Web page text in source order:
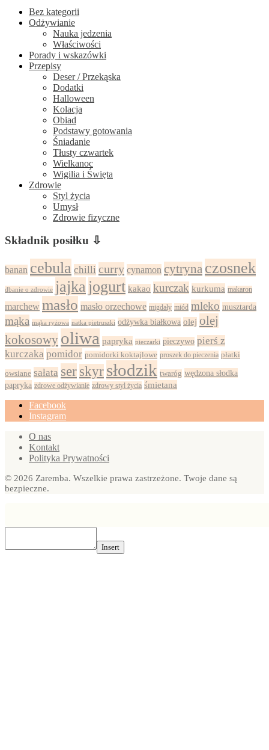
Bez kategorii
Odżywianie
Nauka jedzenia
Właściwości
Porady i wskazówki
Przepisy
Deser / Przekąska
Dodatki
Halloween
Kolacja
Obiad
Podstawy gotowania
Śniadanie
Tłusty czwartek
Wielkanoc
Wigilia i Święta
Zdrowie
Styl życia
Umysł
Zdrowie fizyczne
Składnik posiłku ⇩
banan cebula chilli curry cynamon cytryna czosnek
dbanie o zdrowie jajka jogurt kakao kurczak kurkuma makaron
marchew masło masło orzechowe migdały miód mleko musztarda
mąka mąka ryżowa natka pietruszki odżywka białkowa olej olej
kokosowy oliwa papryka pieczarki pieczywo pierś z
kurczaka pomidor pomidorki koktajlowe proszek do pieczenia płatki
owsiane sałata ser skyr słodzik twaróg wędzona słodka
papryka zdrowe odżywianie zdrowy styl życia śmietana
Facebook
Instagram
O nas
Kontakt
Polityka Prywatności
© 2026 Zaremba. Wszelkie prawa zastrzeżone. Twoje dane są
bezpieczne.
Insert